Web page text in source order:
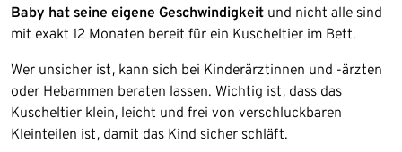
Baby hat seine eigene Geschwindigkeit und nicht alle sind
mit exakt 12 Monaten bereit für ein Kuscheltier im Bett.
Wer unsicher ist, kann sich bei Kinderärztinnen und -ärzten
oder Hebammen beraten lassen. Wichtig ist, dass das
Kuscheltier klein, leicht und frei von verschluckbaren
Kleinteilen ist, damit das Kind sicher schläft.